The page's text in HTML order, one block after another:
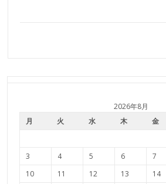
2026年8月
月
火 水 木 金
3
4 5 6 7
10
11 12 13 14